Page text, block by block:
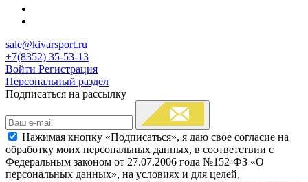
sale@kivarsport.ru
+7(8352) 35-53-13
Войти Регистрация
Персональный раздел
Подписаться на рассылку
Нажимая кнопку «Подписаться», я даю свое согласие на
обработку моих персональных данных, в соответствии с
Федеральным законом от 27.07.2006 года №152-ФЗ «О
персональных данных», на условиях и для целей,